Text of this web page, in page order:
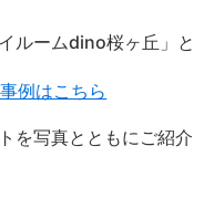
ルームdino桜ヶ丘」と
例はこちら
を写真とともにご紹介